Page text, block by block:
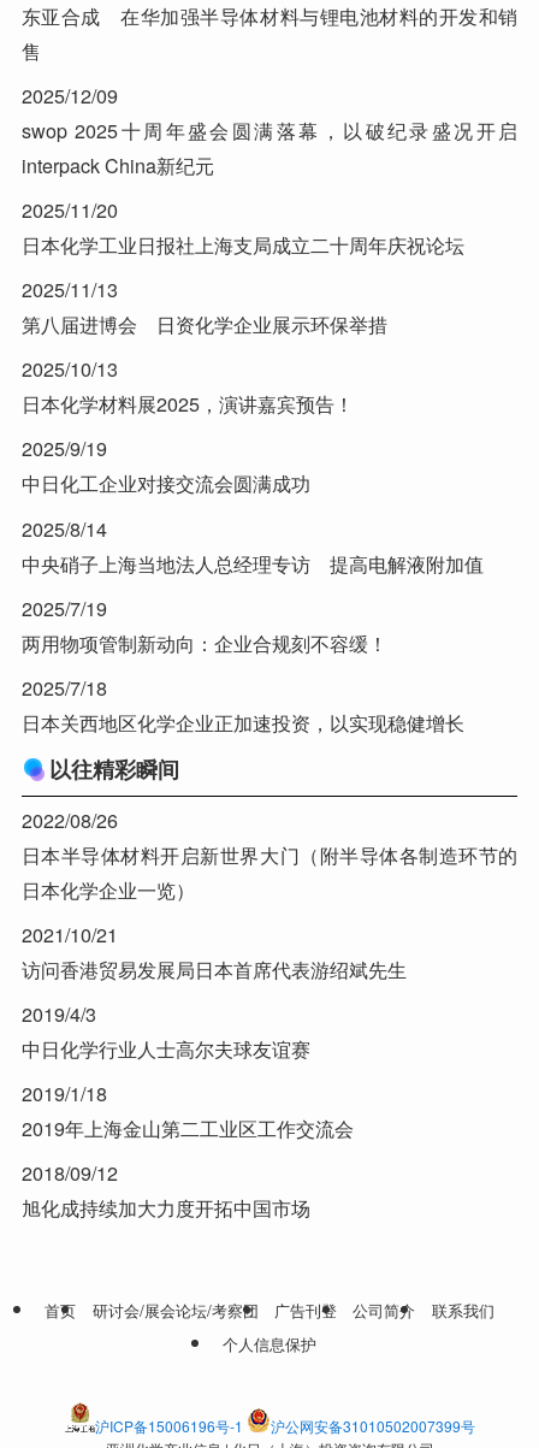
东亚合成 在华加强半导体材料与锂电池材料的开发和销
售
2025/12/09
swop 2025十周年盛会圆满落幕，以破纪录盛况开启
interpack China新纪元
2025/11/20
日本化学工业日报社上海支局成立二十周年庆祝论坛
2025/11/13
第八届进博会 日资化学企业展示环保举措
2025/10/13
日本化学材料展2025，演讲嘉宾预告！
2025/9/19
中日化工企业对接交流会圆满成功
2025/8/14
中央硝子上海当地法人总经理专访 提高电解液附加值
2025/7/19
两用物项管制新动向：企业合规刻不容缓！
2025/7/18
日本关西地区化学企业正加速投资，以实现稳健增长
以往精彩瞬间
2022/08/26
日本半导体材料开启新世界大门（附半导体各制造环节的
日本化学企业一览）
2021/10/21
访问香港贸易发展局日本首席代表游绍斌先生
2019/4/3
中日化学行业人士高尔夫球友谊赛
2019/1/18
2019年上海金山第二工业区工作交流会
2018/09/12
旭化成持续加大力度开拓中国市场
首页 研讨会/展会论坛/考察团 广告刊登 公司简介
联系我们
个人信息保护
沪ICP备15006196号-1
沪公网安备31010502007399号